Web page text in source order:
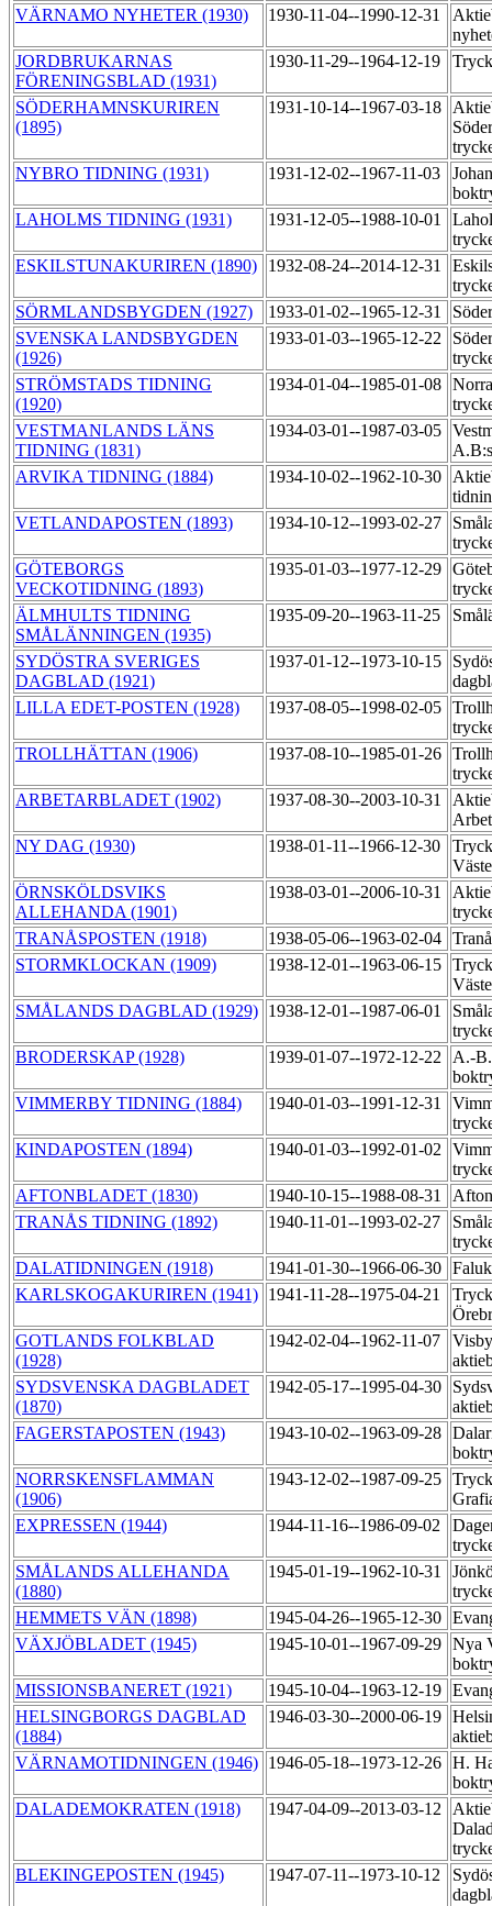
VÄRNAMO NYHETER (1930)
1930-11-04--1990-12-31
JORDBRUKARNAS
FÖRENINGSBLAD (1931)
1930-11-29--1964-12-19
SÖDERHAMNSKURIREN
(1895)
1931-10-14--1967-03-18
NYBRO TIDNING (1931)
1931-12-02--1967-11-03
LAHOLMS TIDNING (1931)
1931-12-05--1988-10-01
ESKILSTUNAKURIREN (1890)
1932-08-24--2014-12-31
SÖRMLANDSBYGDEN (1927)
1933-01-02--1965-12-31
SVENSKA LANDSBYGDEN
(1926)
1933-01-03--1965-12-22
STRÖMSTADS TIDNING
(1920)
1934-01-04--1985-01-08
VESTMANLANDS LÄNS
TIDNING (1831)
1934-03-01--1987-03-05
ARVIKA TIDNING (1884)
1934-10-02--1962-10-30
VETLANDAPOSTEN (1893)
1934-10-12--1993-02-27
GÖTEBORGS
VECKOTIDNING (1893)
1935-01-03--1977-12-29
ÄLMHULTS TIDNING
SMÅLÄNNINGEN (1935)
1935-09-20--1963-11-25
SYDÖSTRA SVERIGES
DAGBLAD (1921)
1937-01-12--1973-10-15
LILLA EDET-POSTEN (1928)
1937-08-05--1998-02-05
TROLLHÄTTAN (1906)
1937-08-10--1985-01-26
ARBETARBLADET (1902)
1937-08-30--2003-10-31
NY DAG (1930)
1938-01-11--1966-12-30
ÖRNSKÖLDSVIKS
ALLEHANDA (1901)
1938-03-01--2006-10-31
TRANÅSPOSTEN (1918)
1938-05-06--1963-02-04
STORMKLOCKAN (1909)
1938-12-01--1963-06-15
SMÅLANDS DAGBLAD (1929) 1938-12-01--1987-06-01
BRODERSKAP (1928)
1939-01-07--1972-12-22
A.-
VIMMERBY TIDNING (1884)
1940-01-03--1991-12-31
KINDAPOSTEN (1894)
1940-01-03--1992-01-02
AFTONBLADET (1830)
1940-10-15--1988-08-31
TRANÅS TIDNING (1892)
1940-11-01--1993-02-27
DALATIDNINGEN (1918)
1941-01-30--1966-06-30
KARLSKOGAKURIREN (1941) 1941-11-28--1975-04-21
GOTLANDS FOLKBLAD
(1928)
1942-02-04--1962-11-07
SYDSVENSKA DAGBLADET
(1870)
1942-05-17--1995-04-30
FAGERSTAPOSTEN (1943)
1943-10-02--1963-09-28
NORRSKENSFLAMMAN
(1906)
1943-12-02--1987-09-25
EXPRESSEN (1944)
1944-11-16--1986-09-02
SMÅLANDS ALLEHANDA
(1880)
1945-01-19--1962-10-31
HEMMETS VÄN (1898)
1945-04-26--1965-12-30
VÄXJÖBLADET (1945)
1945-10-01--1967-09-29 Nya
MISSIONSBANERET (1921)
1945-10-04--1963-12-19
HELSINGBORGS DAGBLAD
(1884)
1946-03-30--2000-06-19
VÄRNAMOTIDNINGEN (1946) 1946-05-18--1973-12-26 H.
DALADEMOKRATEN (1918)
1947-04-09--2013-03-12
BLEKINGEPOSTEN (1945)
1947-07-11--1973-10-12